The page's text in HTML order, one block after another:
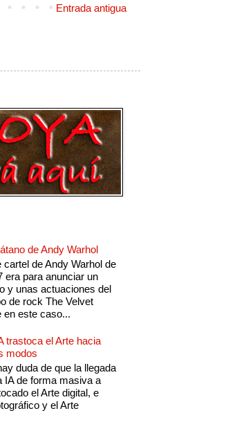
Entrada antigua
de Andy Warhol
cartel de Andy Warhol de
era para anunciar un
y unas actuaciones del
de rock The Velvet
en este caso...
trastoca el Arte hacia
modos
duda de que la llegada
IA de forma masiva a
el Arte digital, e
y el Arte